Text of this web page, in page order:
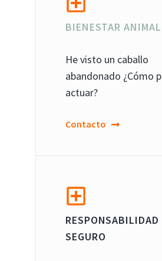
BIENESTAR ANIMAL
He visto un caballo
abandonado ¿Cómo
actuar?
Contacto
RESPONSABILIDAD
SEGURO